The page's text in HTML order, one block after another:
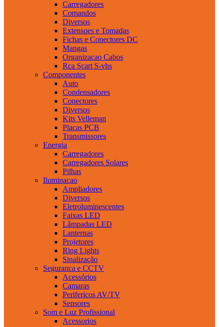
Carregadores
Comandos
Diversos
Extensoes e Tomadas
Fichas e Conectores DC
Mangas
Organizacao Cabos
Rca Scart S-vhs
Componentes
Auto
Condensadores
Conectores
Diversos
Kits Velleman
Placas PCB
Transmissores
Energia
Carregadores
Carregadores Solares
Pilhas
Iluminacao
Ampliadores
Diversos
Eletroluminescentes
Faixas LED
Lâmpadas LED
Lanternas
Projetores
Ring Lights
Sinalização
Seguranca e CCTV
Acessórios
Camaras
Perifericos AV/TV
Sensores
Som e Luz Profissional
Acessorios